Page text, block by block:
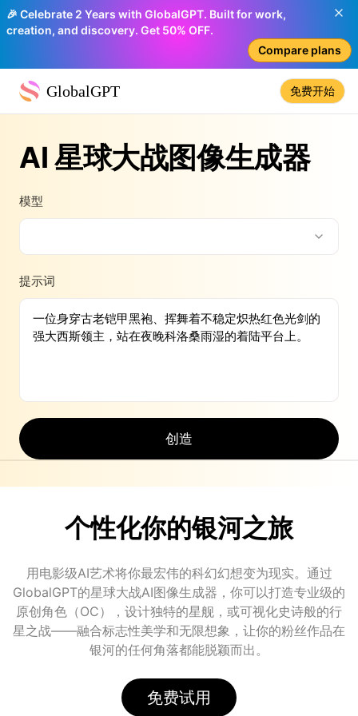
🎉 Celebrate 2 Years with GlobalGPT. Built for work,
creation, and discovery. Get 50% OFF.
Compare plans
GlobalGPT 免费开始
AI 星球大战图像生成器
模型
提示词
创造
个性化你的银河之旅
用电影级AI艺术将你最宏伟的科幻幻想变为现实。通过
GlobalGPT的星球大战AI图像生成器，你可以打造专业级的
原创角色（OC），设计独特的星舰，或可视化史诗般的行
星之战——融合标志性美学和无限想象，让你的粉丝作品在
银河的任何角落都能脱颖而出。
免费试用